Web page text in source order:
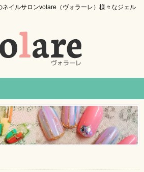
ネイルサロンvolare（ヴォラーレ）様々なジェル